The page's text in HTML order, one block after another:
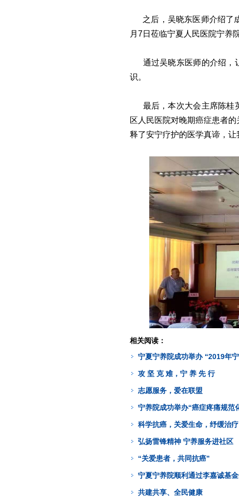
之后，吴晓东医师介绍了成
月7日莅临宁夏人民医院宁养
通过吴晓东医师的介绍，
识。
最后，本次大会主席陈桂
区人民医院对晚期癌症患者
释了安宁疗护的医学真谛，
相关阅读：
宁夏宁养院成功举办 “2019年
攻 坚 克 难，宁 养 先 行
志愿服务，爱在联盟
宁养院成功举办“癌症疼痛规范
科学抗癌，关爱生命，纾缓治
弘扬雷锋精神 宁养服务进社区
“关爱患者，共同抗癌”
宁夏宁养院顺利通过李嘉诚基
共建共享、全民健康